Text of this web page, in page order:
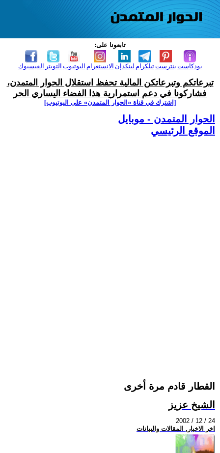
تابعونا على:
الفيسبوك التويتر اليوتيوب الانستغرام لينكدإن تيلكرامبنترست بودكاست
تبرعاتكم وتبرعاتكن المالية تحفظ استقلال الحوار المتمدن،
فشاركونا في دعم استمرارية هذا الفضاء اليساري الحر
[اشترك في قناة ‫«الحوار المتمدن» على اليوتيوب]
الحوار المتمدن - موبايل
الموقع الرئيسي
القطار قادم مرة أخرى
الشيخ عزيز
2002 / 12 / 24
اخر الاخبار, المقالات والبيانات